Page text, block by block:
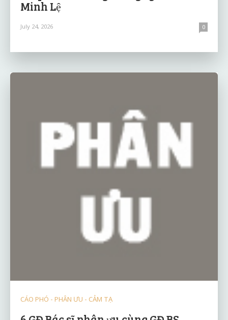
Minh Lệ
July 24, 2026 0
CÁO PHÓ - PHÂN ƯU - CẢM TẠ